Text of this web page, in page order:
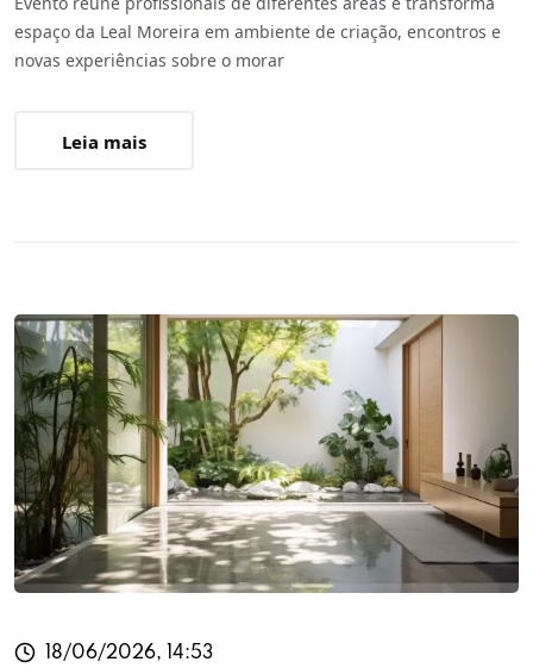
espaço da Leal Moreira em ambiente de criação, encontros e
novas experiências sobre o morar
Leia mais
18/06/2026, 14:53